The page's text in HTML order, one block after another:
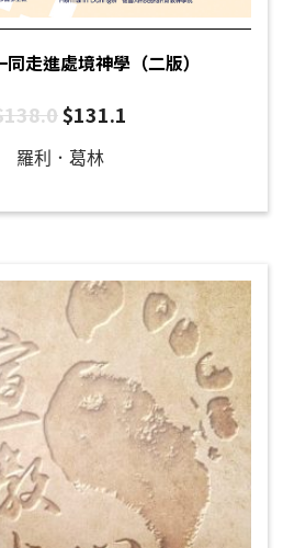
走進處境神學（二版）
138.0$131.1
羅利．葛林